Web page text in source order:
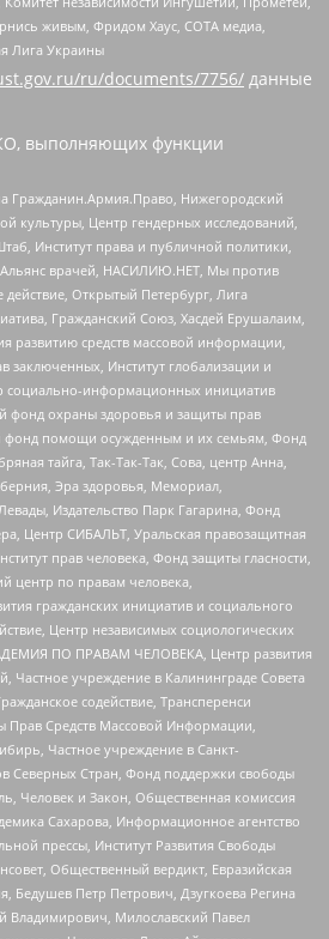
живым, Фридом Хаус, СОТА медиа,
Лига Украины
ru/documents/7756/ данные
выполняющих функции
Гражданин.Армия.Право, Нижегородский
культуры, Центр гендерных исследований,
Институт права и публичной политики,
врачей, НАСИЛИЮ.НЕТ, Мы против
Открытый Петербург, Лига
Гражданский Союз, Хасдей Ерушалаим,
развитию средств массовой информации,
заключенных, Институт глобализации и
социально-информационных инициатив
фонд охраны здоровья и защиты прав
фонд помощи осужденным и их семьям, Фонд
тайга, Так-Так-Так, Сова, центр Анна,
Эра здоровья, Мемориал,
Издательство Парк Гагарина, Фонд
Центр СИБАЛЬТ, Уральская правозащитная
прав человека, Фонд защиты гласности,
центр по правам человека,
гражданских инициатив и социального
Центр независимых социологических
ПО ПРАВАМ ЧЕЛОВЕКА, Центр развития
Частное учреждение в Калининграде Совета
содействие, Трансперенси
Средств Массовой Информации,
Частное учреждение в Санкт-
Северных Стран, Фонд поддержки свободы
Человек и Закон, Общественная комиссия
Сахарова, Информационное агентство
прессы, Институт Развития Свободы
Общественный вердикт, Евразийская
Бедушев Петр Петрович, Дзугкоева Регина
Владимирович, Милославский Павел